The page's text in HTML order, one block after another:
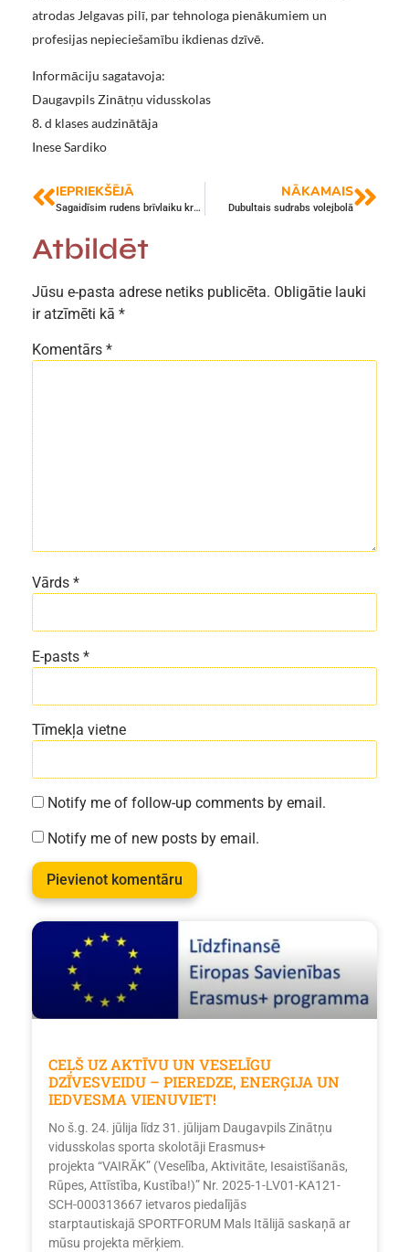
atrodas Jelgavas pilī, par tehnologa pienākumiem un
profesijas nepieciešamību ikdienas dzīvē.
Informāciju sagatavoja:
Daugavpils Zinātņu vidusskolas
8. d klases audzinātāja
Inese Sardiko
IEPRIEKŠĒJĀ
Sagaidīsim rudens brīvlaiku krāsaini!
NĀKAMAIS
Dubultais sudrabs volejbolā
Atbildēt
Jūsu e-pasta adrese netiks publicēta. Obligātie lauki
ir atzīmēti kā *
Komentārs *
Vārds *
E-pasts *
Tīmekļa vietne
Notify me of follow-up comments by email.
Notify me of new posts by email.
CEĻŠ UZ AKTĪVU UN VESELĪGU
DZĪVESVEIDU – PIEREDZE, ENERĢIJA UN
IEDVESMA VIENUVIET!
No š.g. 24. jūlija līdz 31. jūlijam Daugavpils Zinātņu
vidusskolas sporta skolotāji Erasmus+
projekta “VAIRĀK” (Veselība, Aktivitāte, Iesaistīšanās,
Rūpes, Attīstība, Kustība!)” Nr. 2025-1-LV01-KA121-
SCH-000313667 ietvaros piedalījās
starptautiskajā SPORTFORUM Mals Itālijā saskaņā ar
mūsu projekta mērķiem.